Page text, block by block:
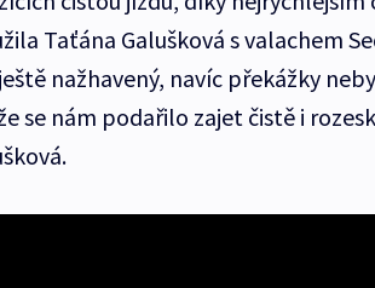
Taťána Galušková s valachem
nažhavený, navíc překážky
se nám podařilo zajet čistě i